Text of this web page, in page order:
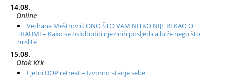
14.08.
Online
Vedrana Meštrović: ONO ŠTO VAM NITKO NIJE REKAO O
TRAUMI – Kako se osloboditi njezinih posljedica brže nego što
mislite
15.08.
Otok Krk
Ljetni DOP retreat – Izvorno stanje sebe